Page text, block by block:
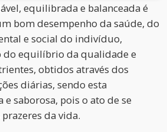
equilibrada e balanceada é
bom desempenho da saúde, do
e social do indivíduo,
equilíbrio da qualidade e
obtidos através dos
diárias, sendo esta
saborosa, pois o ato de se
da vida.